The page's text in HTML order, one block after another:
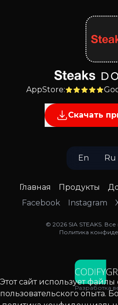
AppStore:
Скачать
En Ru
Главная Продукты
Facebook
Instagram
© 2026 SIA STEAKS. Все
Политика
Разработка
Этот сайт использует
пользовательского опыта.